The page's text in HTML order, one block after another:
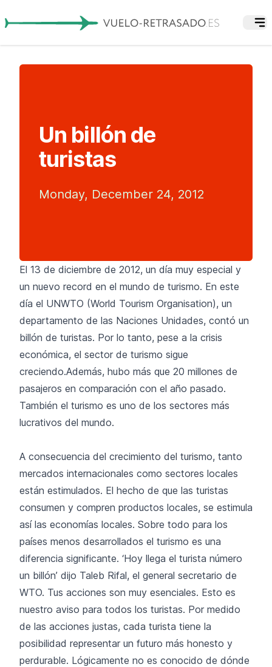
Un billón de
turistas
Monday, December 24, 2012
El 13 de diciembre de 2012, un día muy especial y
un nuevo record en el mundo de turismo. En este
día el UNWTO (World Tourism Organisation), un
departamento de las Naciones Unidades, contó un
billón de turistas. Por lo tanto, pese a la crisis
económica, el sector de turismo sigue
creciendo.Además, hubo más que 20 millones de
pasajeros en comparación con el año pasado.
También el turismo es uno de los sectores más
lucrativos del mundo.
A consecuencia del crecimiento del turismo, tanto
mercados internacionales como sectores locales
están estimulados. El hecho de que las turistas
consumen y compren productos locales, se estimula
así las economías locales. Sobre todo para los
países menos desarrollados el turismo es una
diferencia significante. ‘Hoy llega el turista número
un billón’ dijo Taleb Rifal, el general secretario de
WTO. Tus acciones son muy esenciales. Esto es
nuestro aviso para todos los turistas. Por medido
de las acciones justas, cada turista tiene la
posibilidad representar un futuro más honesto y
perdurable. Lógicamente no es conocido de dónde